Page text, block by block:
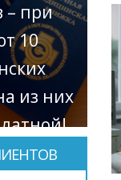
– при
10
из них